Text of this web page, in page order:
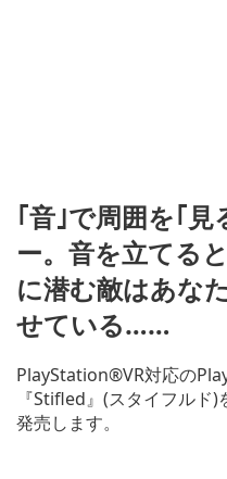
｢音｣で周囲を｢
ー。音を立てる
に潜む敵はあな
せている……
PlayStation®VR対応の
『Stifled』(スタイフルド
発売します。